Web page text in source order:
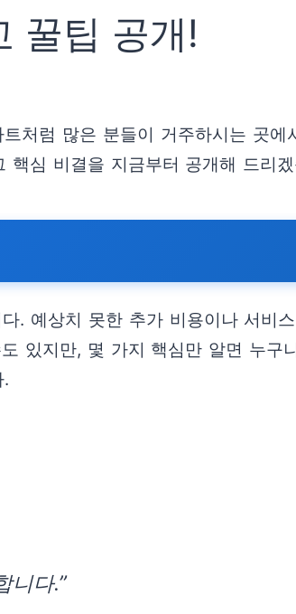
꿀팁 공개!
처럼 많은 분들이 거주하시는 곳에
심 비결을 지금부터 공개해 드리
. 예상치 못한 추가 비용이나 서비
있지만, 몇 가지 핵심만 알면 누구
니다.”